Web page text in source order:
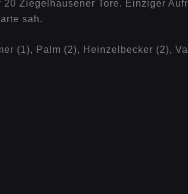
Ziegelhausener Tore. Einziger
sah.
(1), Palm (2), Heinzelbecker (2),